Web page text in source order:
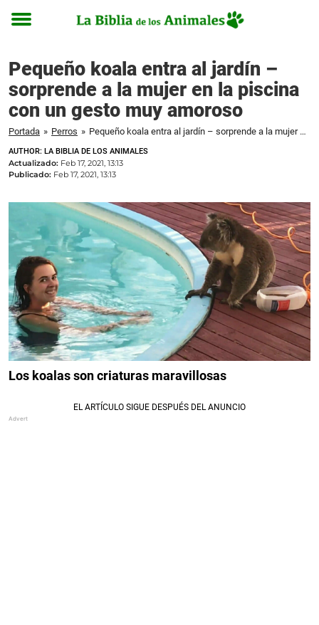
Toggle
Pequeño koala entra al jardín –
sorprende a la mujer en la piscina
con un gesto muy amoroso
Portada » Perros » Pequeño koala entra al jardín – sorprende a la mujer en la piscina con un gesto muy amoroso
AUTHOR: LA BIBLIA DE LOS ANIMALES
Actualizado: Feb 17, 2021, 13:13
Publicado: Feb 17, 2021, 13:13
Los koalas son criaturas maravillosas